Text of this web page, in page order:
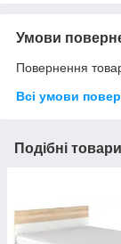
Умови
Повернення
Всі умови
Подібні